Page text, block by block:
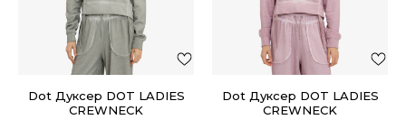
Dot Дуксер DOT LADIES
CREWNECK
Dot Дуксер DOT LADIES
CREWNECK